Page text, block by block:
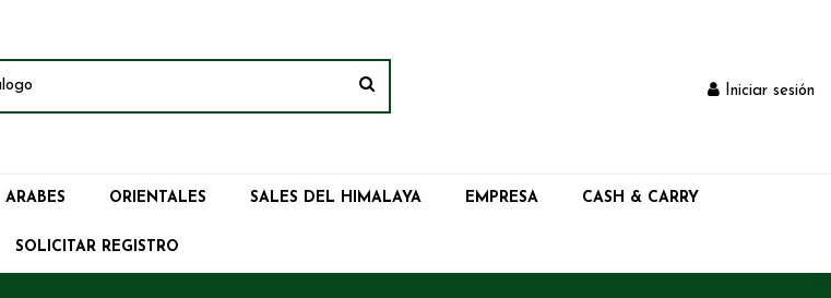
Iniciar sesión
ARABES ORIENTALES SALES DEL HIMALAYA EMPRESA CASH & CARRY
SOLICITAR REGISTRO